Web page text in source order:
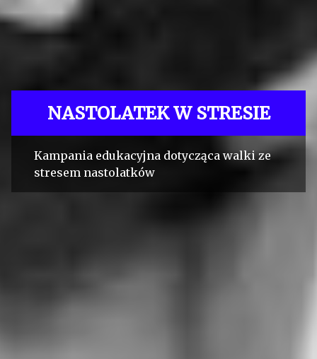
NASTOLATEK W STRESIE
Kampania edukacyjna dotycząca walki ze
stresem nastolatków